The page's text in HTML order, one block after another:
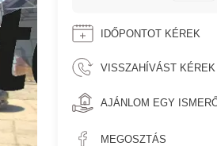
IDŐPONTOT KÉREK
VISSZAHÍVÁST KÉREK
AJÁNLOM EGY
MEGOSZTÁS